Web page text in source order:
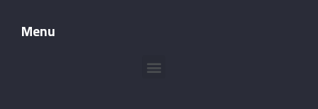
Menu